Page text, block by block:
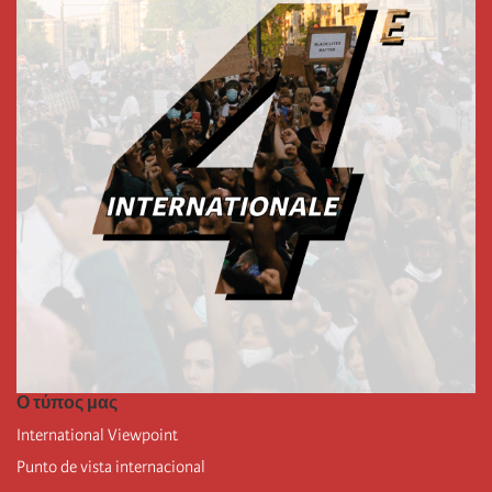
Ο τύπος μας
International Viewpoint
Punto de vista internacional